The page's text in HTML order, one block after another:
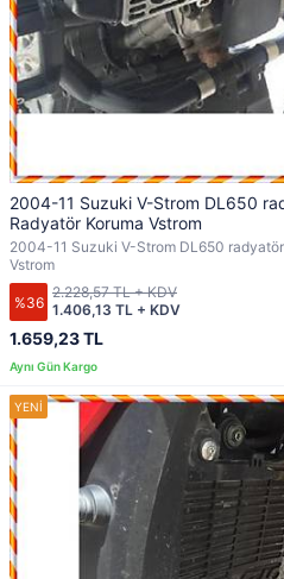
2004-11 Suzuki V-Strom DL650
Radyatör Koruma Vstrom
2004-11 Suzuki V-Strom DL650
Vstrom
%36
1.659,23 TL
1.406,13 TL + KDV
2.228,57 TL + KDV